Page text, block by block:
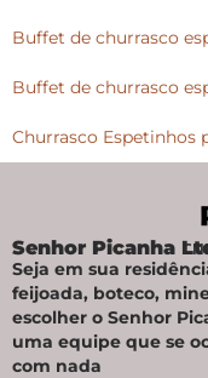
Buffet de churrasco
Buffet de churrasco
Churrasco Espetinhos
Senhor Picanha
Seja em sua
feijoada, boteco,
escolher o Senhor
uma equipe que se
com nada